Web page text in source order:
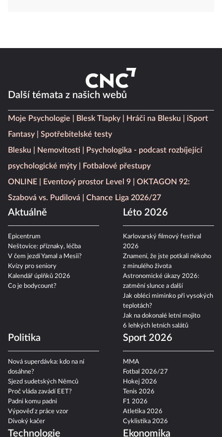
Další témata z našich webů
Moje Psychologie Blesk Tlapky Hráči na Blesku
iSport
Fantasy
Spotřebitelské testy
Blesku
Nemovitosti
Psychologika - podcast rozbíjející
psychologické mýty
Fotbalové přestupy
ONLINE
Eventový prostor Level 9
OKTAGON 92:
Szabová vs. Pudilová
Chance Liga 2026/27
Aktuálně
Epicentrum
Neštovice: příznaky, léčba
V čem jezdí Yamal a Mesii?
Kvízy pro seniory
Kalendář úplňků 2026
Co je bodycount?
Léto 2026
Karlovarský filmový festival
2026
Znamení, že jste potkali někoho
z minulého života
Astronomické úkazy 2026:
zatmění slunce a další
Jak obléci miminko při vysokých
teplotách?
Jak na dokonalé letní mojito
6 lehkých letních salátů
Politika
Nová superdávka: kdo na ní
dosáhne?
Sjezd sudetských Němců
Proč vláda zavádí EET?
Padni komu padni
Výpověď z práce vzor
Divoký kačer
Sport 2026
MMA
Fotbal 2026/27
Hokej 2026
Tenis 2026
F1 2026
Atletika 2026
Cyklistika 2026
Technologie Ekonomika